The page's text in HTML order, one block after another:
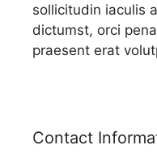
sollicitudin iaculis
dictumst, orci
praesent erat
Contact